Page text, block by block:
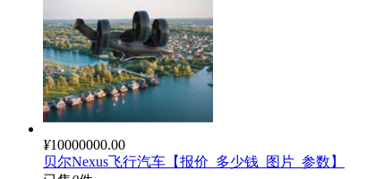
¥10000000.00
贝尔Nexus飞行汽车【报价_多少钱_图片_参数】